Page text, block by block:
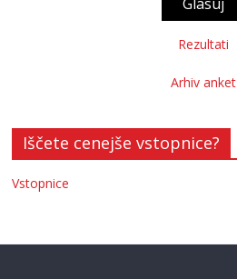
Rezultati
Arhiv anket
Iščete cenejše vstopnice?
Vstopnice